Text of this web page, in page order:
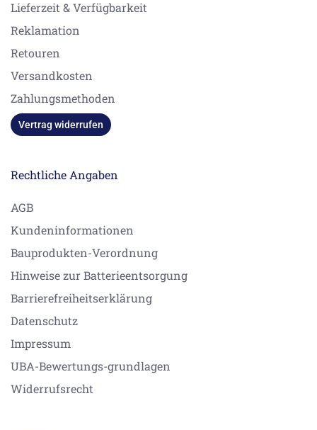
Lieferzeit & Verfügbarkeit
Reklamation
Retouren
Versandkosten
Zahlungsmethoden
Vertrag widerrufen
Rechtliche Angaben
AGB
Kundeninformationen
Bauprodukten-Verordnung
Hinweise zur Batterieentsorgung
Barrierefreiheitserklärung
Datenschutz
Impressum
UBA-Bewertungs-grundlagen
Widerrufsrecht